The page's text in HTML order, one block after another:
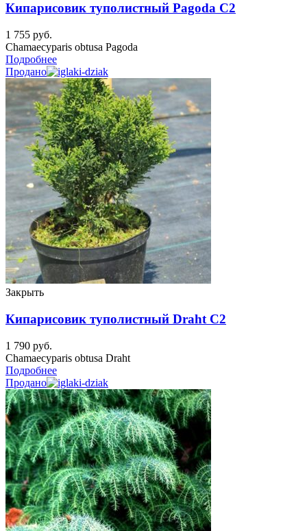
Кипарисовик туполистный Pagoda C2
1 755 руб.
Chamaecyparis obtusa Pagoda
Подробнее
Продано
Закрыть
Кипарисовик туполистный Draht C2
1 790 руб.
Chamaecyparis obtusa Draht
Подробнее
Продано